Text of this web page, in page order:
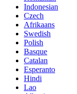
Indonesian
Czech
Afrikaans
Swedish
Polish
Basque
Catalan
Esperanto
Hindi
Lao